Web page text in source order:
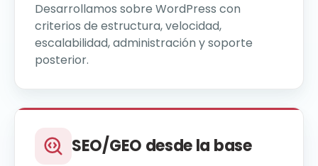
Desarrollamos sobre WordPress con
criterios de estructura, velocidad,
escalabilidad, administración y soporte
posterior.
SEO/GEO desde la base